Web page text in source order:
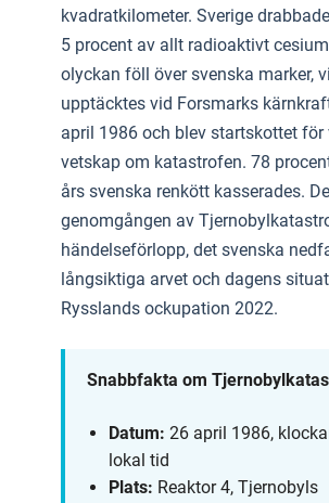
kvadratkilometer. Sverige
5 procent av allt radioaktivt
olyckan föll över svenska marker,
upptäcktes vid Forsmarks
april 1986 och blev startskottet för
vetskap om katastrofen. 78
års svenska renkött kasserades.
genomgången av
händelseförlopp, det svenska
långsiktiga arvet och dagens
Rysslands ockupation 2022.
Snabbfakta om
Datum: 26 april 1986,
lokal tid
Plats: Reaktor 4, Tjernobyls